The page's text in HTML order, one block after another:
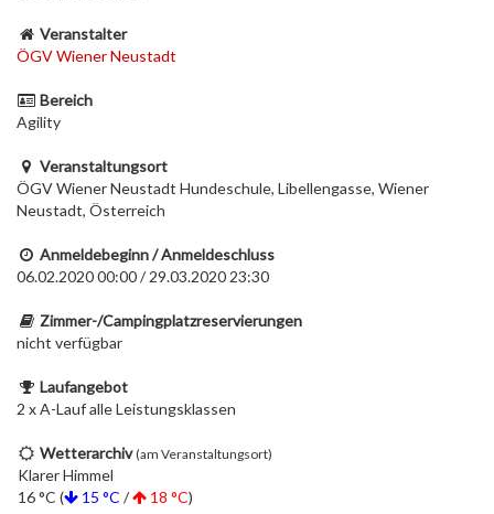
Veranstalter
ÖGV Wiener Neustadt
Bereich
Agility
Veranstaltungsort
ÖGV Wiener Neustadt Hundeschule, Libellengasse, Wiener
Neustadt, Österreich
Anmeldebeginn / Anmeldeschluss
06.02.2020 00:00 / 29.03.2020 23:30
Zimmer-/Campingplatzreservierungen
nicht verfügbar
Laufangebot
2 x A-Lauf alle Leistungsklassen
Wetterarchiv (am Veranstaltungsort)
Klarer Himmel
16 °C (
15 °C / 18 °C)